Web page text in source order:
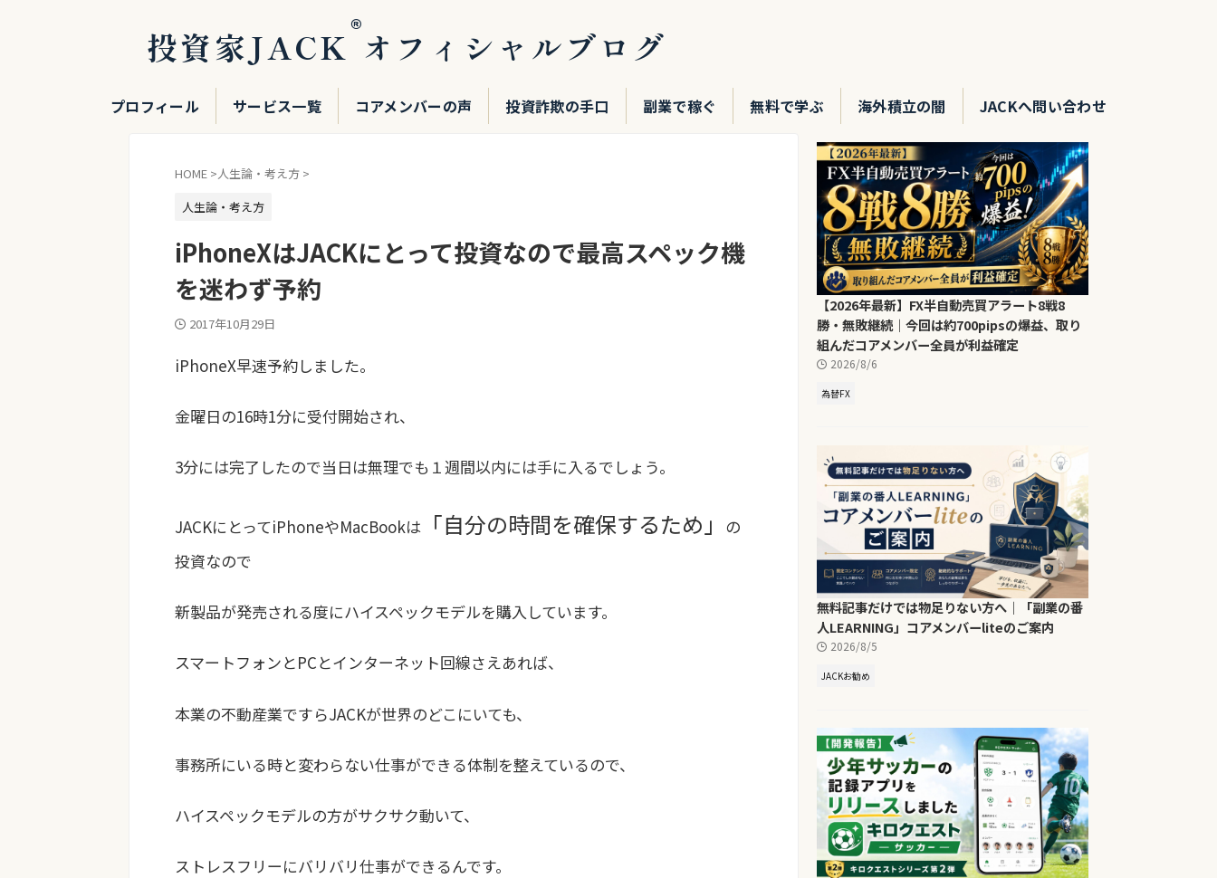
投資家JACK®オフィシャルブログ
プロフィール サービス一覧 コアメンバーの声 投資詐欺の手口 副業で稼ぐ 無料で学ぶ 海外積立の闇 JACKへ問い合わせ
HOME >人生論・考え方 >
人生論・考え方
iPhoneXはJACKにとって投資なので最高スペック機
を迷わず予約
2017年10月29日
iPhoneX早速予約しました。
金曜日の16時1分に受付開始され、
3分には完了したので当日は無理でも１週間以内には手に入るでしょう。
JACKにとってiPhoneやMacBookは 「自分の時間を確保するため」
の
投資なので
新製品が発売される度にハイスペックモデルを購入しています。
スマートフォンとPCとインターネット回線さえあれば、
本業の不動産業ですらJACKが世界のどこにいても、
事務所にいる時と変わらない仕事ができる体制を整えているので、
ハイスペックモデルの方がサクサク動いて、
ストレスフリーにバリバリ仕事ができるんです。
【2026年最新】FX半自動売買アラート8戦8
勝・無敗継続｜今回は約700pipsの爆益、取り
組んだコアメンバー全員が利益確定
2026/8/6
為替FX
無料記事だけでは物足りない方へ｜「副業の番
人LEARNING」コアメンバーliteのご案内
2026/8/5
JACKお勧め